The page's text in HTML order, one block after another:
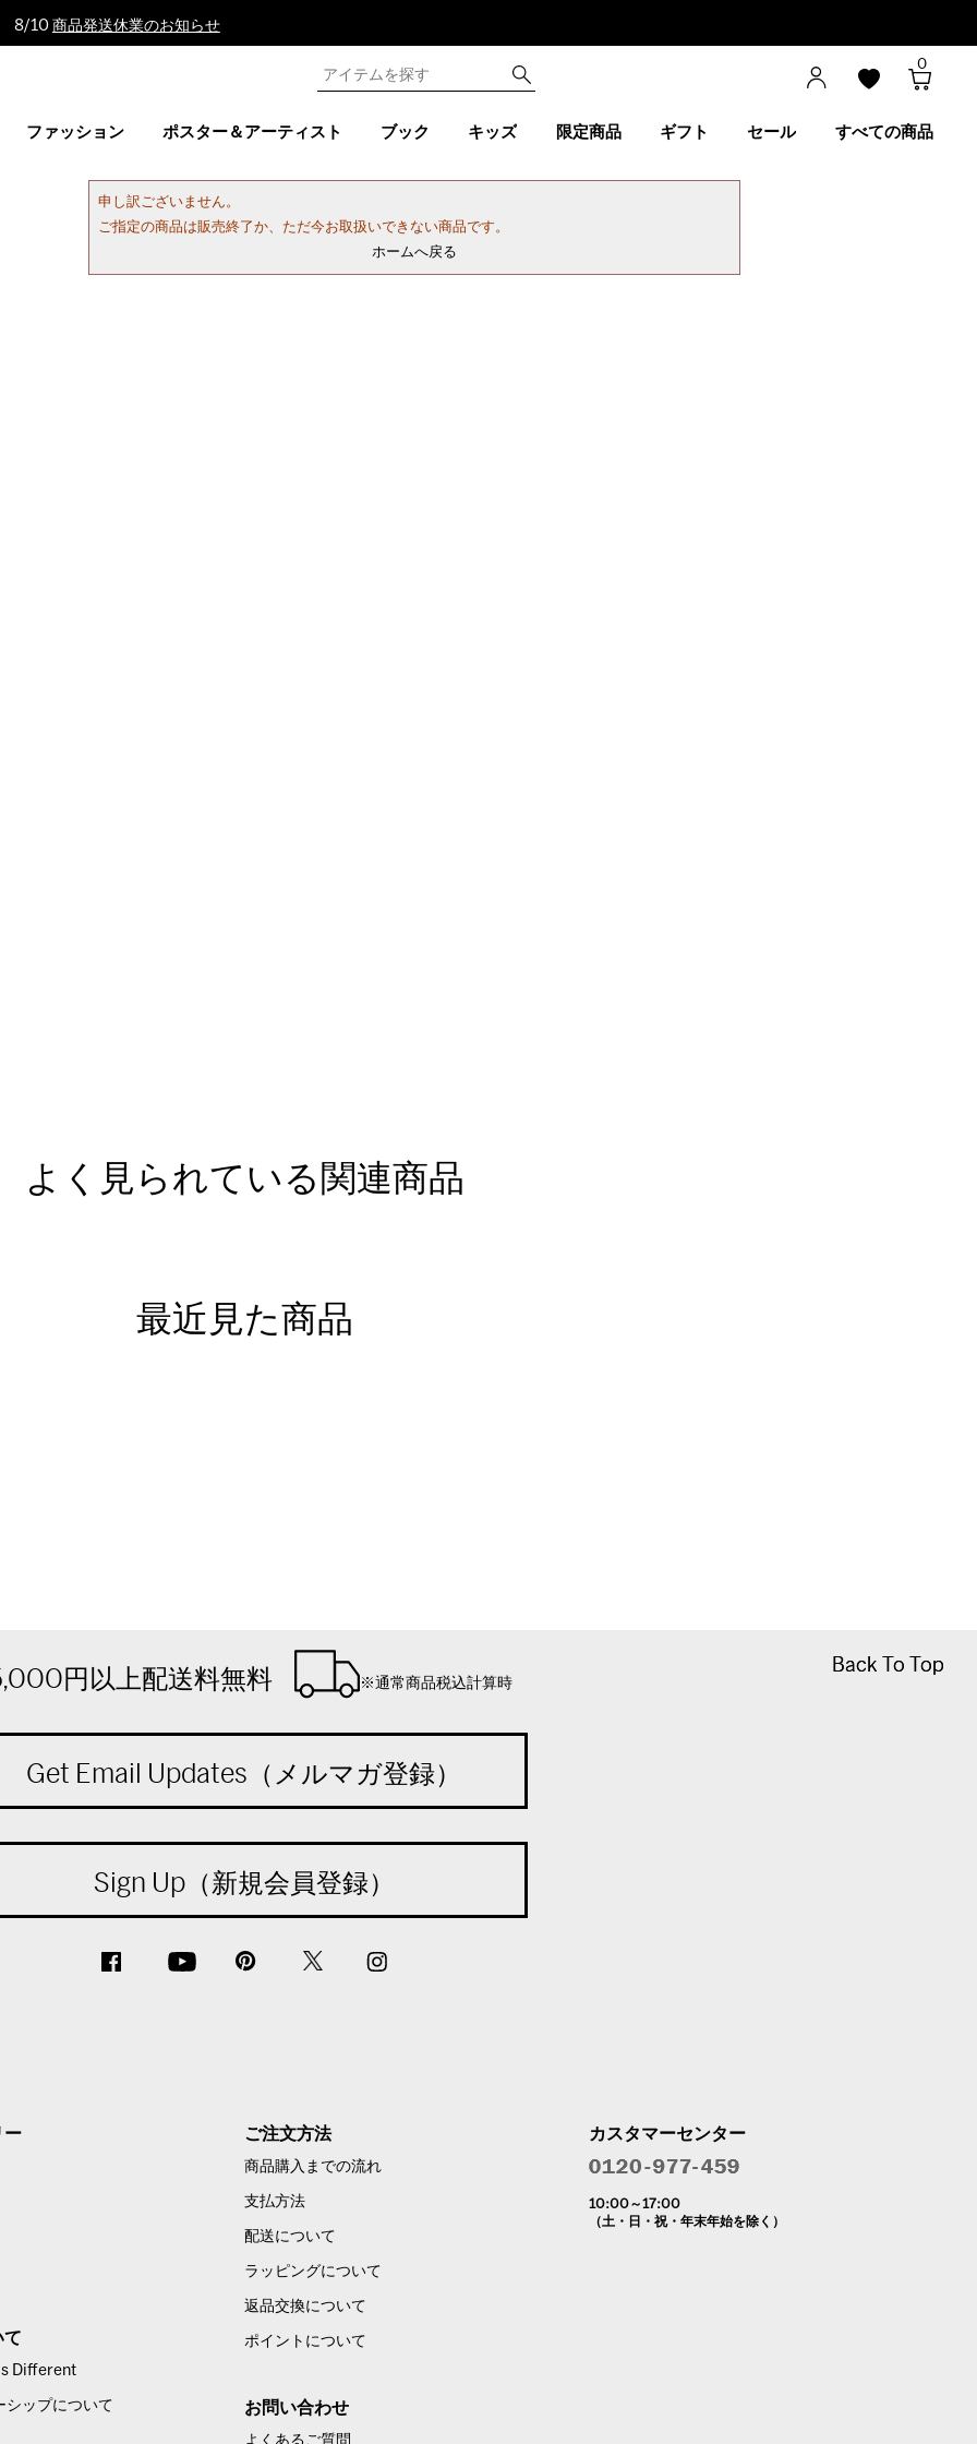
8/10 商品発送休業のお知らせ
0
ファッション ポスター＆アーティスト ブック キッズ 限定商品 ギフト セール すべての商品
申し訳ございません。
ご指定の商品は販売終了か、ただ今お取扱いできない商品です。
ホームへ戻る
よく見られている関連商品
最近見た商品
Back To Top
Back To Top
円以上配送料無料 ※通常商品税込計算時
Get Email Updates（メルマガ登録）
Sign Up（新規会員登録）
ー
て
Different
シップについて
ご注文方法
商品購入までの流れ
支払方法
配送について
ラッピングについて
返品交換について
ポイントについて
お問い合わせ
よくあるご質問
カスタマーセンター
10:00～17:00
（土・日・祝・年末年始を除く）